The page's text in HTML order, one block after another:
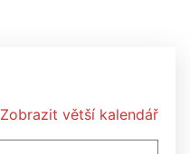
Zobrazit větší kalendář